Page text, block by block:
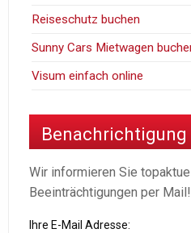
Reiseschutz buchen
Sunny Cars Mietwagen
Visum einfach online
Wir informieren Sie
Beeinträchtigungen per Mail!
Ihre E-Mail Adresse: